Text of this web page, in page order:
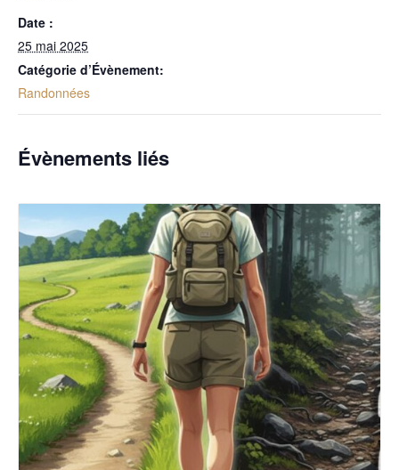
Date :
25 mai 2025
Catégorie d’Évènement:
Randonnées
Évènements liés